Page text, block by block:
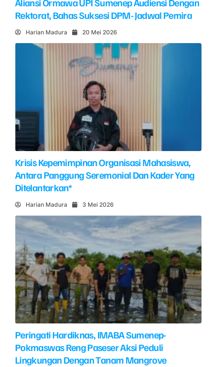
Rektorat, Bahas Suksesi DPM- Jadwal Pemira
Harian Madura 20 Mei 2026
Krisis Kepemimpinan Organisasi Mahasiswa,
Antara Panggung Seremonial Dan Kader Yang
Ditelantarkan*
Harian Madura 3 Mei 2026
Peringati Hardiknas, IMABA Sumenep-
Pokmaswas Reng Paseser Aksi Peduli
Lingkungan Dengan Tanam Mangrove